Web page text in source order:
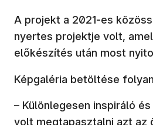
A projekt a 2021-es
nyertes projektje volt,
előkészítés után most
Képgaléria betöltése
– Különlegesen inspiráló
volt megtapasztalni azt az